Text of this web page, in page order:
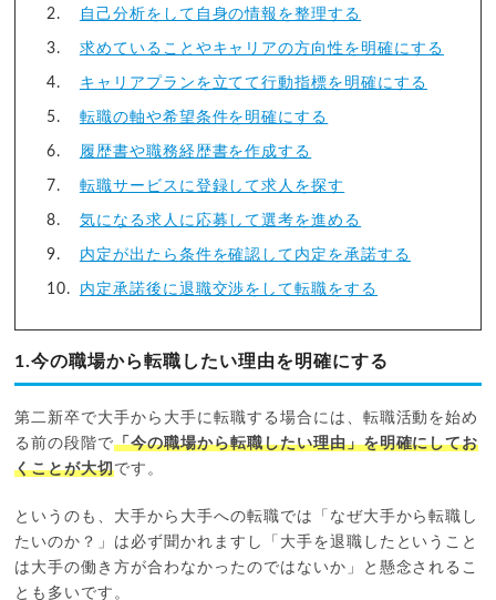
自己分析をして自身の情報を整理する
求めていることやキャリアの方向性を明確にする
キャリアプランを立てて行動指標を明確にする
転職の軸や希望条件を明確にする
履歴書や職務経歴書を作成する
転職サービスに登録して求人を探す
気になる求人に応募して選考を進める
内定が出たら条件を確認して内定を承諾する
内定承諾後に退職交渉をして転職をする
1.今の職場から転職したい理由を明確にする
第二新卒で大手から大手に転職する場合には、転職活動を始め
る前の段階で「今の職場から転職したい理由」を明確にしてお
くことが大切です。
というのも、大手から大手への転職では「なぜ大手から転職し
たいのか？」は必ず聞かれますし「大手を退職したということ
は大手の働き方が合わなかったのではないか」と懸念されるこ
とも多いです。